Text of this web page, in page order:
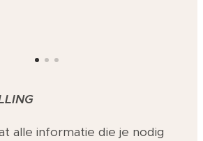
alle informatie die je nodig